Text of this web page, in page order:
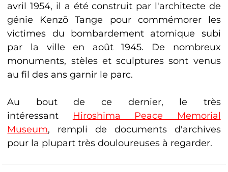
avril 1954, il a été construit par l'architecte de
génie Kenzō Tange pour commémorer les
victimes du bombardement atomique subi
par la ville en août 1945. De nombreux
monuments, stèles et sculptures sont venus
au fil des ans garnir le parc.
Au bout de ce dernier, le très
intéressant Hiroshima Peace Memorial
Museum, rempli de documents d'archives
pour la plupart très douloureuses à regarder.